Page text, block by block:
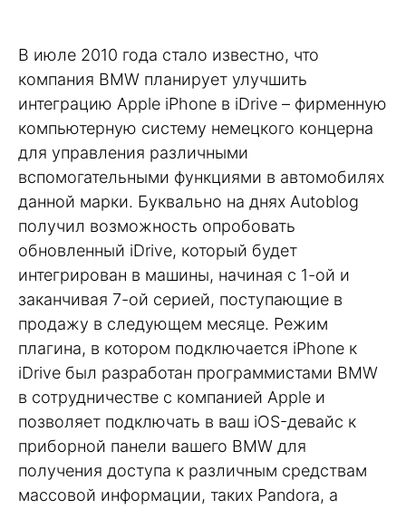
В июле 2010 года стало известно, что
компания BMW планирует улучшить
интеграцию Apple iPhone в iDrive – фирменную
компьютерную систему немецкого концерна
для управления различными
вспомогательными функциями в автомобилях
данной марки. Буквально на днях Autoblog
получил возможность опробовать
обновленный iDrive, который будет
интегрирован в машины, начиная с 1-ой и
заканчивая 7-ой серией, поступающие в
продажу в следующем месяце. Режим
плагина, в котором подключается iPhone к
iDrive был разработан программистами BMW
в сотрудничестве с компанией Apple и
позволяет подключать в ваш iOS-девайс к
приборной панели вашего BMW для
получения доступа к различным средствам
массовой информации, таких Pandora, а